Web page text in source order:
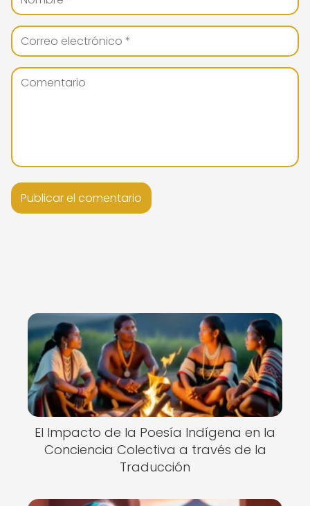
El Impacto de la Poesía Indígena en la
Conciencia Colectiva a través de la
Traducción